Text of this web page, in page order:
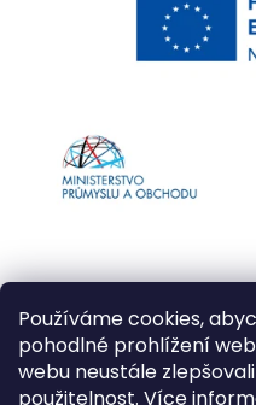
Používáme cookies,
pohodlné prohlížení
webu neustále
použitelnost. Více